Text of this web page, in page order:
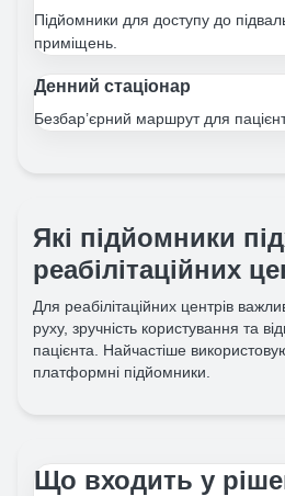
Підйомники для доступу до
приміщень.
Денний стаціонар
Безбар’єрний маршрут для
Які підйомники
реабілітаційних
Для реабілітаційних центрів
руху, зручність користування та
пацієнта. Найчастіше
платформні підйомники.
Що входить у